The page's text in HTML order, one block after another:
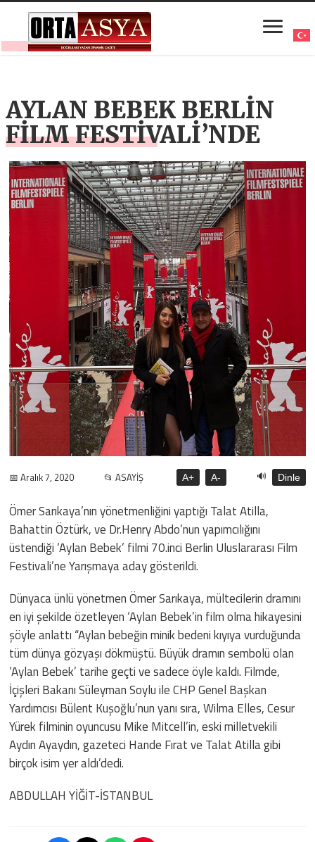
AYLAN BEBEK BERLİN
FİLM FESTİVALİ’NDE
📅 Aralık 7, 2020 📂 ASAYİŞ A+ A- 🔊 Dinle
Ömer Sarıkaya’nın yönetmenliğini yaptığı Talat Atilla,
Bahattin Öztürk, ve Dr.Henry Abdo’nun yapımcılığını
üstendiği ‘Aylan Bebek’ filmi 70.inci Berlin Uluslararası Film
Festivali’ne Yarışmaya aday gösterildi.
Dünyaca ünlü yönetmen Ömer Sarıkaya, mültecilerin dramını
en iyi şekilde özetleyen ‘Aylan Bebek’in film olma hikayesini
şöyle anlattı “Aylan bebeğin minik bedeni kıyıya vurduğunda
tüm dünya gözyaşı dökmüştü. Büyük dramın sembolü olan
‘Aylan Bebek’ tarihe geçti ve sadece öyle kaldı. Filmde,
İçişleri Bakanı Süleyman Soylu ile CHP Genel Başkan
Yardımcısı Bülent Kuşoğlu’nun yanı sıra, Wilma Elles, Cesur
Yürek filminin oyuncusu Mike Mitcell’in, eski milletvekili
Aydın Ayaydın, gazeteci Hande Fırat ve Talat Atilla gibi
birçok isim yer aldı’dedi.
ABDULLAH YİĞİT-İSTANBUL